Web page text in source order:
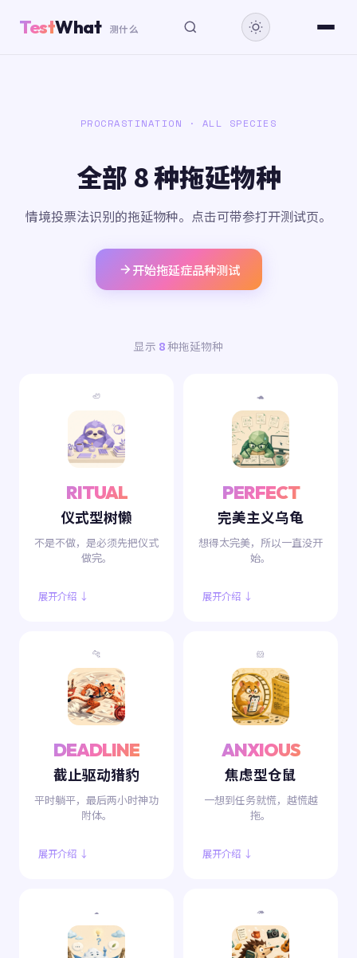
TestWhat 测什么
PROCRASTINATION · ALL SPECIES
全部 8 种拖延物种
情境投票法识别的拖延物种。点击可带参打开测试页。
开始拖延症品种测试
显示 8种拖延物种
🦥
RITUAL
仪式型树懒
不是不做，是必须先把仪式
做完。
展开介绍 ↓
🐢
PERFECT
完美主义乌龟
想得太完美，所以一直没开
始。
展开介绍 ↓
🐆
DEADLINE
截止驱动猎豹
平时躺平，最后两小时神功
附体。
展开介绍 ↓
🐹
ANXIOUS
焦虑型仓鼠
一想到任务就慌，越慌越
拖。
展开介绍 ↓
☁️ 🦔